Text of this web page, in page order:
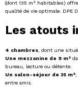
(dont 135 m² habitables)
qualité de vie optimale. DPE D.
Les atouts
4 chambres , dont une
Une mezzanine de 9 m²
bureau, lecture ou détente.
Un salon-séjour de 35 m²
entre amis.